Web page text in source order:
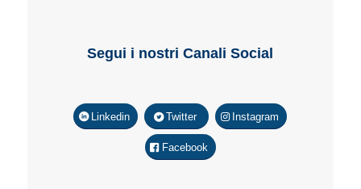
Segui i nostri Canali Social
Linkedin Twitter Instagram
Facebook